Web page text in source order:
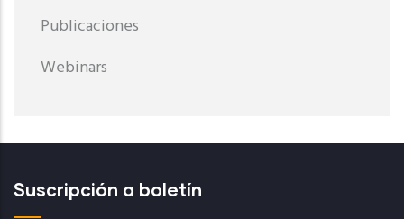
Publicaciones
Webinars
Suscripción a boletín